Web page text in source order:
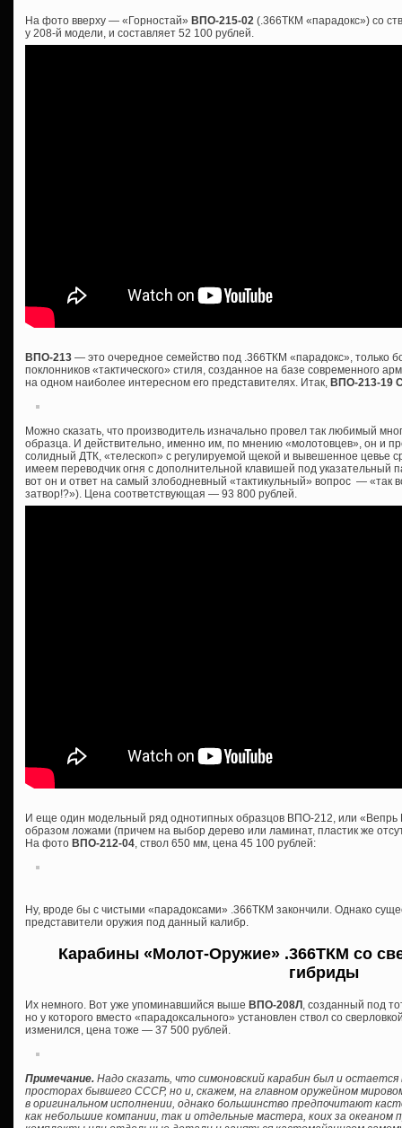
На фото вверху — «Горностай» ВПО-215-02 (.366ТКМ «парадокс») со
у 208-й модели, и составляет 52 100 рублей.
ВПО-213 — это очередное семейство под .366ТКМ «парадокс», только
поклонников «тактического» стиля, созданное на базе современного
на одном наиболее интересном его представителях. Итак, ВПО-213-19
Можно сказать, что производитель изначально провел так любимый
образца. И действительно, именно им, по мнению «молотовцев», он и
солидный ДТК, «телескоп» с регулируемой щекой и вывешенное цевье
имеем переводчик огня с дополнительной клавишей под указательный
вот он и ответ на самый злободневный «тактикульный» вопрос — «так
затвор!?»). Цена соответствующая — 93 800 рублей.
И еще один модельный ряд однотипных образцов ВПО-212, или
образом ложами (причем на выбор дерево или ламинат, пластик же
На фото ВПО-212-04, ствол 650 мм, цена 45 100 рублей:
Ну, вроде бы с чистыми «парадоксами» .366ТКМ закончили. Однако
представители оружия под данный калибр.
Карабины «Молот-Оружие» .366ТКМ со
гибриды
Их немного. Вот уже упоминавшийся выше ВПО-208Л , созданный под
но у которого вместо «парадоксального» установлен ствол со
изменился, цена тоже — 37 500 рублей.
Примечание. Надо сказать, что симоновский карабин был и
просторах бывшего СССР, но и, скажем, на главном оружейном
в оригинальном исполнении, однако большинство предпочитают
как небольшие компании, так и отдельные мастера, коих за океаном